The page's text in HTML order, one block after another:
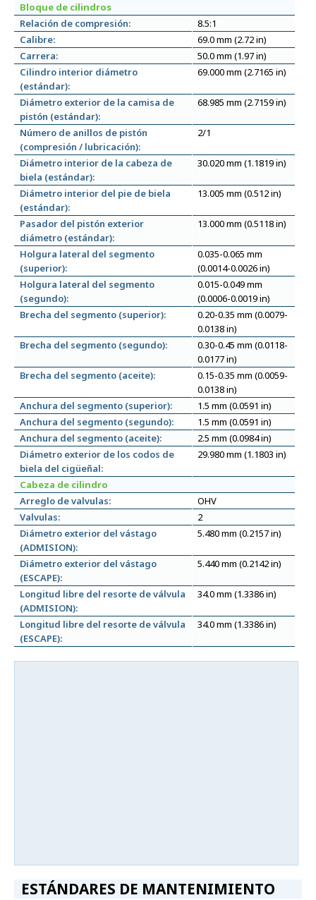
Bloque de cilindros
Relación de compresión:
8.5:1
Calibre:
69.0 mm (2.72 in)
Carrera:
50.0 mm (1.97 in)
Cilindro interior diámetro
(estándar):
69.000 mm (2.7165 in)
Diámetro exterior de la camisa de
pistón (estándar):
68.985 mm (2.7159 in)
Número de anillos de pistón
(compresión / lubricación):
2/1
Diámetro interior de la cabeza de
biela (estándar):
30.020 mm (1.1819 in)
Diámetro interior del pie de biela
(estándar):
13.005 mm (0.512 in)
Pasador del pistón exterior
diámetro (estándar):
13.000 mm (0.5118 in)
Holgura lateral del segmento
(superior):
0.035-0.065 mm
(0.0014-0.0026 in)
Holgura lateral del segmento
(segundo):
0.015-0.049 mm
(0.0006-0.0019 in)
Brecha del segmento (superior):
0.20-0.35 mm (0.0079-
0.0138 in)
Brecha del segmento (segundo):
0.30-0.45 mm (0.0118-
0.0177 in)
Brecha del segmento (aceite):
0.15-0.35 mm (0.0059-
0.0138 in)
Anchura del segmento (superior):
1.5 mm (0.0591 in)
Anchura del segmento (segundo):
1.5 mm (0.0591 in)
Anchura del segmento (aceite):
2.5 mm (0.0984 in)
Diámetro exterior de los codos de
biela del cigüeñal:
29.980 mm (1.1803 in)
Cabeza de cilindro
Arreglo de valvulas:
OHV
Valvulas:
2
Diámetro exterior del vástago
(ADMISION):
5.480 mm (0.2157 in)
Diámetro exterior del vástago
(ESCAPE):
5.440 mm (0.2142 in)
Longitud libre del resorte de válvula
(ADMISION):
34.0 mm (1.3386 in)
Longitud libre del resorte de válvula
(ESCAPE):
34.0 mm (1.3386 in)
ESTÁNDARES DE MANTENIMIENTO